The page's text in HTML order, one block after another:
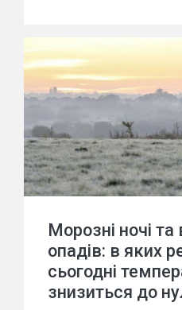
Морозні ночі та
опадів: в яких
сьогодні
знизиться до